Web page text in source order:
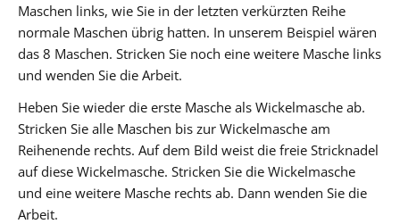
Maschen links, wie Sie in der letzten verkürzten Reihe
normale Maschen übrig hatten. In unserem Beispiel wären
das 8 Maschen. Stricken Sie noch eine weitere Masche links
und wenden Sie die Arbeit.
Heben Sie wieder die erste Masche als Wickelmasche ab.
Stricken Sie alle Maschen bis zur Wickelmasche am
Reihenende rechts. Auf dem Bild weist die freie Stricknadel
auf diese Wickelmasche. Stricken Sie die Wickelmasche
und eine weitere Masche rechts ab. Dann wenden Sie die
Arbeit.